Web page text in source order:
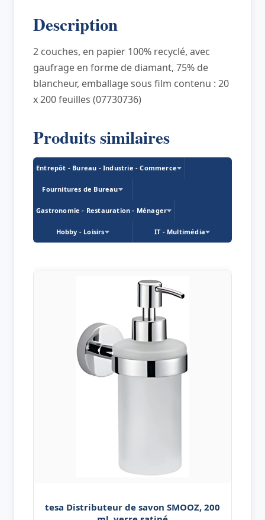
mm,
en
V,
blanc
Description
2 couches, en papier 100% recyclé, avec
gaufrage en forme de diamant, 75% de
blancheur, emballage sous film contenu : 20
x 200 feuilles (07730736)
Produits similaires
Entrepôt - Bureau - Industrie - Commerce
Fournitures de Bureau
Gastronomie - Restauration - Ménager
Hobby - Loisirs IT - Multimédia
tesa Distributeur de savon SMOOZ, 200